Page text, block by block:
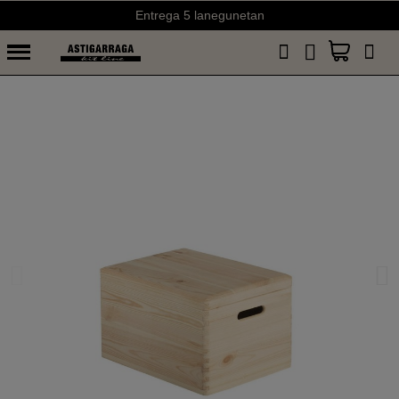
Entrega 5 lanegunetan